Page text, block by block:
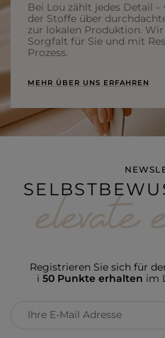
Bei Lou zählt jedes Detail
der Stoffe über
zur lokalen Produktion.
Sorgfalt für Sie und mit
Prozess.
MEHR ÜBER UNS ERFAHREN
Registrieren Sie sich für
i 50 Punkte erhalten im
Ihre E-Mail Adresse